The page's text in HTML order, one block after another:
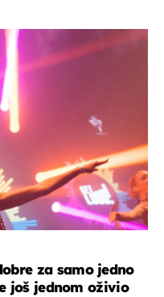
za samo jedno
još jednom oživio